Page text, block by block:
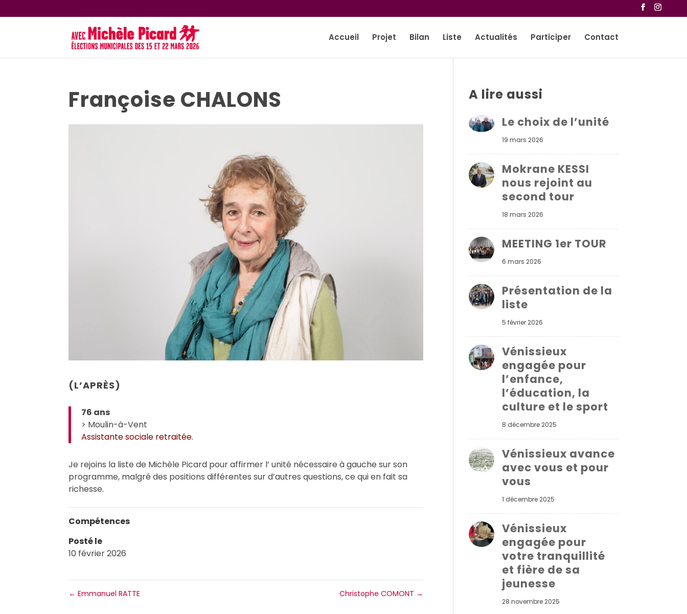
Accueil Projet Bilan Liste Actualités Participer Contact
Françoise CHALONS
(L’APRÈS)
76 ans
> Moulin-à-Vent
Assistante sociale retraitée.
Je rejoins la liste de Michèle Picard pour affirmer l’ unité nécessaire à gauche sur son
programme, malgré des positions différentes sur d’autres questions, ce qui en fait sa
richesse.
Compétences
Posté le
10 février 2026
← Emmanuel RATTE Christophe COMONT →
A lire aussi
Le choix de l’unité
19 mars 2026
Mokrane KESSI
nous rejoint au
second tour
18 mars 2026
MEETING 1er TOUR
6 mars 2026
Présentation de la
liste
5 février 2026
Vénissieux
engagée pour
l’enfance,
l’éducation, la
culture et le sport
8 décembre 2025
Vénissieux avance
avec vous et pour
vous
1 décembre 2025
Vénissieux
engagée pour
votre tranquillité
et fière de sa
jeunesse
28 novembre 2025